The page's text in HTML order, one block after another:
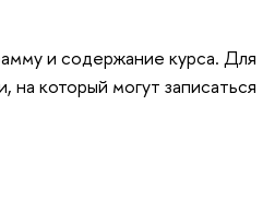
и содержание курса. Для
на который могут записаться